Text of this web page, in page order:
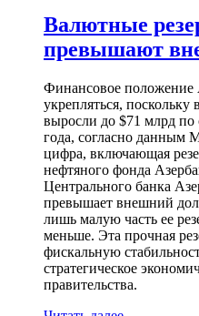
Валютные
превышают
Финансовое положение
укрепляться,
выросли до $71 млрд по
года, согласно данным
цифра, включающая
нефтяного фонда
Центрального банка
превышает внешний
лишь малую часть ее
меньше. Эта прочная
фискальную
стратегическое
правительства.